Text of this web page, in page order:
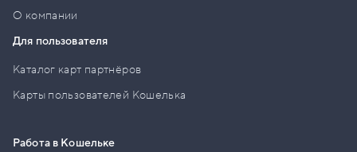
О компании
Для пользователя
Каталог карт партнёров
Карты пользователей Кошелька
Работа в Кошельке